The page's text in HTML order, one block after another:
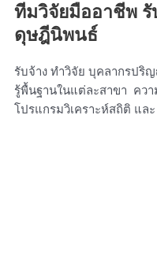
ทีมวิจัยมืออาชีพ รั
ดุษฎีนิพนธ์
รับจ้าง ทำวิจัย บุคลากรปริ
รู้พื้นฐานในแต่ละสาขา ควา
โปรแกรมวิเคราะห์สถิติ แล